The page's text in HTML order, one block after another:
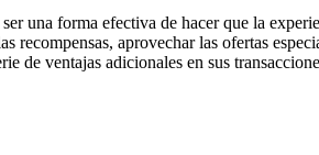
una forma efectiva de hacer que la
aprovechar las ofertas
de ventajas adicionales en sus